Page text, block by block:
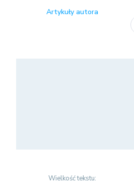
Artykuły autora
Wielkość tekstu: